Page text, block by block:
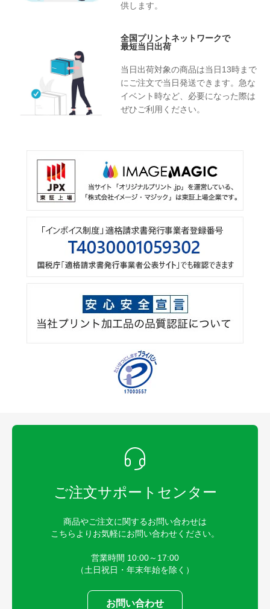
供します。
全国プリントネットワークで
最短当日出荷
当日出荷対象の商品は当日13時まで
にご注文で当日発送できます。急な
イベント時など、必要になった際は
ぜひご利用ください。
ご注文サポートセンター
商品やご注文に関するお問い合わせは
こちらよりお気軽にお問い合わせください。
営業時間 10:00～17:00
（土日祝日・年末年始を除く）
お問い合わせ